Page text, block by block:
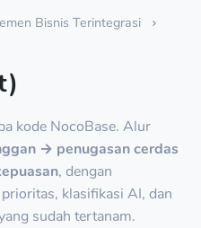
Bisnis Terintegrasi
kode NocoBase. Alur
→ penugasan cerdas
, dengan
klasifikasi AI, dan
sudah tertanam.